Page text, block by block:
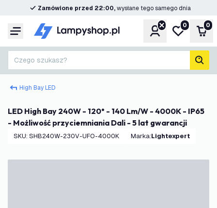
Zamówione przed 22:00,wysłane tego samego dnia
Menu KontoMoja lista
0 0
Czego szukasz?
High Bay LED
LED High Bay 240W - 120° - 140 Lm/W - 4000K - IP65
- Możliwość przyciemniania Dali - 5 lat gwarancji
SKU: SHB240W-230V-UFO-4000K Marka: Lightexpert